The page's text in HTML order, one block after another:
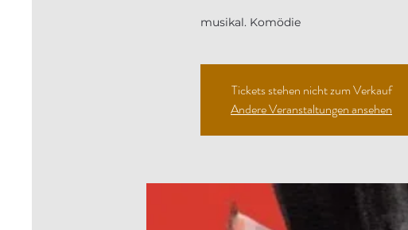
musikal. Komödie
Tickets stehen nicht zum Verkauf
Andere Veranstaltungen ansehen